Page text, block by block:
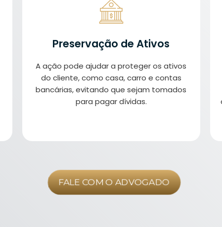
Preservação de Ativos
A ação pode ajudar a proteger os ativos
do cliente, como casa, carro e contas
bancárias, evitando que sejam tomados
para pagar dívidas.
FALE COM O ADVOGADO